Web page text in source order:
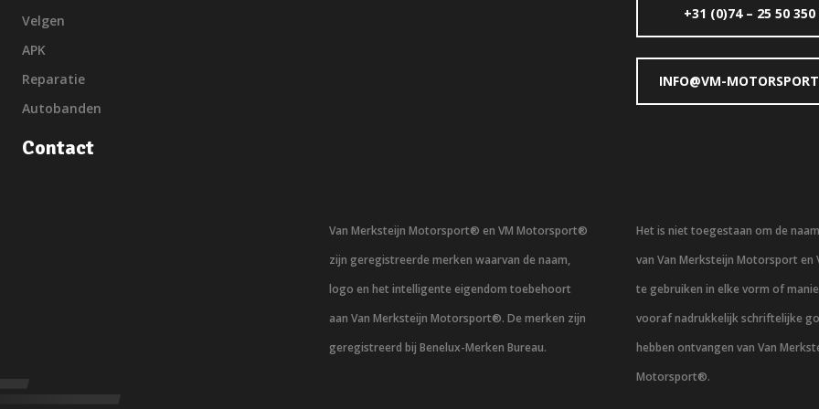
Velgen
APK
Reparatie
Autobanden
Contact
+31 (0)74 – 25 50 350
INFO@VM-
Van Merksteijn Motorsport® en VM Motorsport®
zijn geregistreerde merken waarvan de naam,
logo en het intelligente eigendom toebehoort
aan Van Merksteijn Motorsport®. De merken zijn
geregistreerd bij Benelux-Merken Bureau.
Het is niet toegestaan om de
van Van Merksteijn Motorsport en
te gebruiken in elke vorm of
vooraf nadrukkelijk schriftelijke
hebben ontvangen van Van
Motorsport®.